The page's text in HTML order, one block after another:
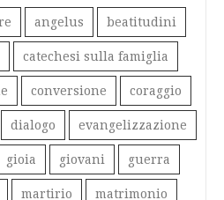
angelus beatitudini
catechesi sulla famiglia
conversione coraggio
dialogo evangelizzazione
gioia giovani guerra
martirio matrimonio